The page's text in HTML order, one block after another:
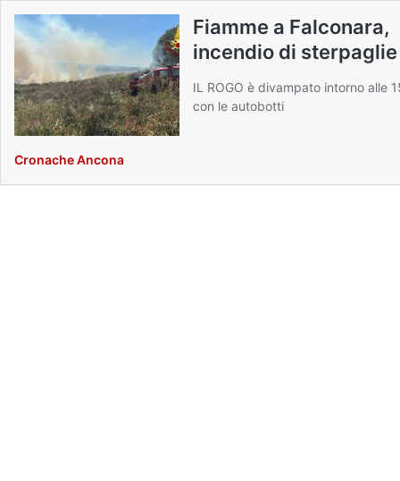
Fiamme a Falconara,
incendio di
IL ROGO è divampato intorno alle
con le autobotti
Cronache Ancona